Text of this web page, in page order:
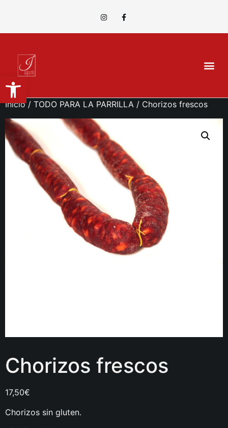
Abrir barra de herramientas
Inicio/ TODO PARA LA PARRILLA / Chorizos frescos
Chorizos frescos
17,50€
Chorizos sin gluten.